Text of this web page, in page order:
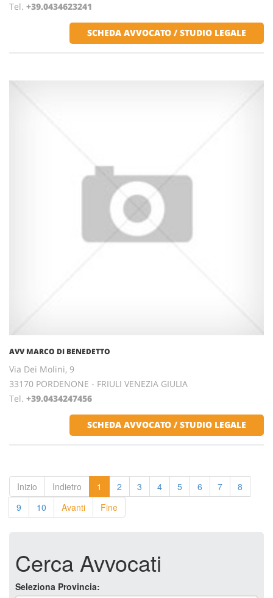
Tel. +39.0434623241
SCHEDA AVVOCATO / STUDIO LEGALE
AVV MARCO DI BENEDETTO
Via Dei Molini, 9
33170 PORDENONE - FRIULI VENEZIA GIULIA
Tel. +39.0434247456
SCHEDA AVVOCATO / STUDIO LEGALE
Inizio Indietro 1 2 3 4 5 6 7
8
9
10 Avanti Fine
Cerca Avvocati
Seleziona Provincia: